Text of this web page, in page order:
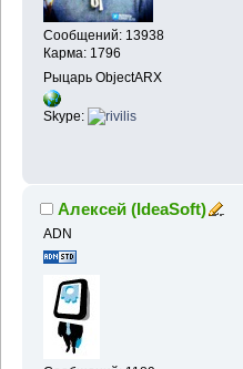
Сообщений: 13938
Карма: 1796
Рыцарь ObjectARX
Skype:
Алексей (IdeaSoft)
ADN